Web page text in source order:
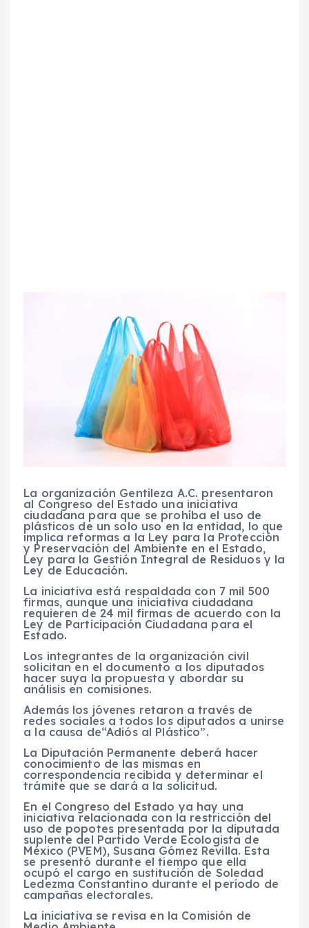
La organización Gentileza A.C. presentaron
al Congreso del Estado una iniciativa
ciudadana para que se prohíba el uso de
plásticos de un solo uso en la entidad, lo que
implica reformas a la Ley para la Protección
y Preservación del Ambiente en el Estado,
Ley para la Gestión Integral de Residuos y la
Ley de Educación.
La iniciativa está respaldada con 7 mil 500
firmas, aunque una iniciativa ciudadana
requieren de 24 mil firmas de acuerdo con la
Ley de Participación Ciudadana para el
Estado.
Los integrantes de la organización civil
solicitan en el documento a los diputados
hacer suya la propuesta y abordar su
análisis en comisiones.
Además los jóvenes retaron a través de
redes sociales a todos los diputados a unirse
a la causa de“Adiós al Plástico”.
La Diputación Permanente deberá hacer
conocimiento de las mismas en
correspondencia recibida y determinar el
trámite que se dará a la solicitud.
En el Congreso del Estado ya hay una
iniciativa relacionada con la restricción del
uso de popotes presentada por la diputada
suplente del Partido Verde Ecologista de
México (PVEM), Susana Gómez Revilla. Esta
se presentó durante el tiempo que ella
ocupó el cargo en sustitución de Soledad
Ledezma Constantino durante el período de
campañas electorales.
La iniciativa se revisa en la Comisión de